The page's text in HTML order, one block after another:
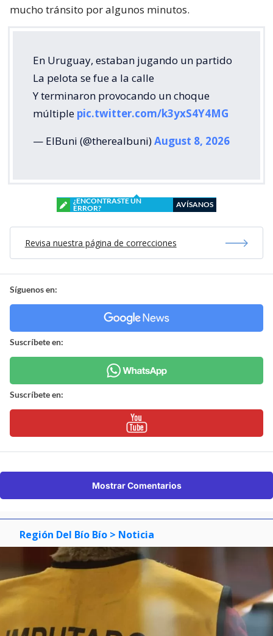
mucho tránsito por algunos minutos.
En Uruguay, estaban jugando un partido
La pelota se fue a la calle
Y terminaron provocando un choque
múltiple pic.twitter.com/k3yxS4Y4MG
— ElBuni (@therealbuni)August 8, 2026
¿ENCONTRASTE UN
ERROR?
AVÍSANOS
Revisa nuestra página de correcciones
Síguenos en:
Suscríbete en:
Suscríbete en:
Mostrar Comentarios
Región Del Bío Bío > Noticia